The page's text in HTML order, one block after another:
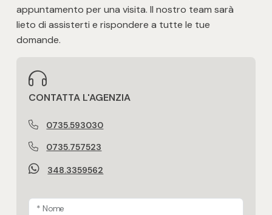
Impianto di riscaldamento a norma
normale proprietà
Aria condizionata
Pannelli solari termici
appuntamento per una visita. Il nostro team sarà
lieto di assisterti e rispondere a tutte le tue
domande.
CONTATTA L'AGENZIA
0735.593030
0735.757523
348.3359562
* Nome